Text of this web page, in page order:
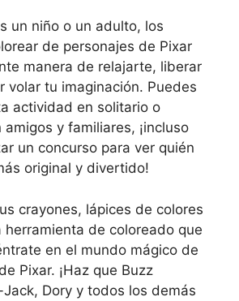
un niño o un adulto, los
de personajes de Pixar
manera de relajarte, liberar
volar tu imaginación. Puedes
actividad en solitario o
y familiares, ¡incluso
un concurso para ver quién
original y divertido!
crayones, lápices de colores
herramienta de coloreado que
en el mundo mágico de
Pixar. ¡Haz que Buzz
Dory y todos los demás